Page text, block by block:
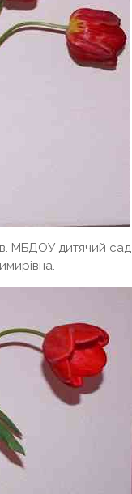
МБДОУ дитячий сад